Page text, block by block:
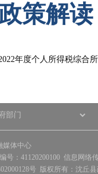
策解读
年度个人所得税综合
媒体中心
号：41120200100 信息网络
号 版权所有：沈丘